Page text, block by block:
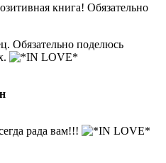
книга! Обязательно
поделюсь
рада вам!!!